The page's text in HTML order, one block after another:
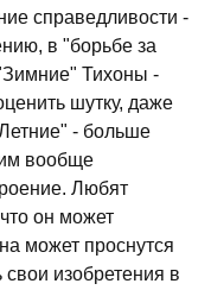
справедливости -
в "борьбе за
Тихоны -
шутку, даже
- больше
вообще
Любят
он может
может проснутся
свои изобретения в